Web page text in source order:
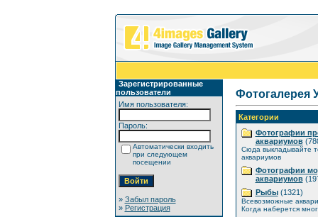
Зарегистрированные
пользователи
Имя пользователя:
Пароль:
Автоматически входить
при следующем
посещении
» Забыл пароль
» Регистрация
Фотогалерея
Категории
Фотографии
аквариумов
Сюда выкладывайте
аквариумов
Фотографии
аквариумов
Рыбы(1321)
Всевозможные
Когда наберется